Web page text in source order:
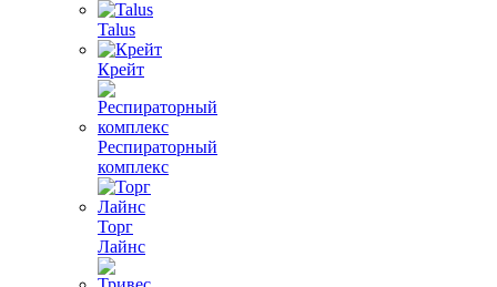
Talus
Крейт
Респираторный
комплекс
Торг
Лайнс